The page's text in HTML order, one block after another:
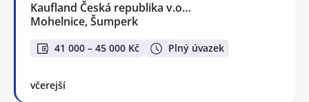
Kaufland Česká republika v.o…
Mohelnice, Šumperk
41 000 – 45 000 Kč Plný úvazek
včerejší